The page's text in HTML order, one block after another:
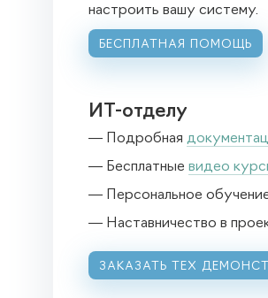
настроить вашу систему.
БЕСПЛАТНАЯ ПОМОЩЬ
ИТ-отделу
— Подробная
— Бесплатные видео
—
Персональное
— Наставничество в
ЗАКАЗАТЬ ТЕХ